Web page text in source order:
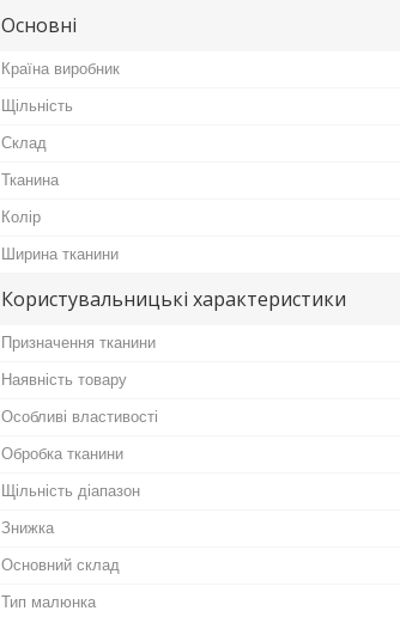
Основні
Країна виробник
Щільність
Склад
Тканина
Колір
Ширина тканини
Користувальницькі характеристики
Призначення тканини
Наявність товару
Особливі властивості
Обробка тканини
Щільність діапазон
Знижка
Основний склад
Тип малюнка